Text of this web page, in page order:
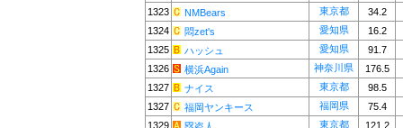
1323
NMBears 東京都
34.2
1324
悶zet's 愛知県
16.2
1325
ハッシュ 愛知県
91.7
1326
横浜Again 神奈川県
176.5
1327
ナイス 東京都
98.5
1327
福岡ヤンキース 福岡県
75.4
1329
東京都
121.2